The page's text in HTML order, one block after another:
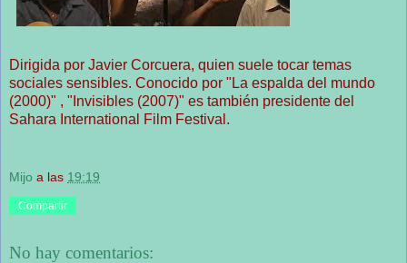
Dirigida por Javier Corcuera, quien suele tocar temas
sociales sensibles. Conocido por "La espalda del mundo
(2000)" , "Invisibles (2007)" es también presidente del
Sahara International Film Festival.
Mijo a las 19:19
Compartir
No hay comentarios: